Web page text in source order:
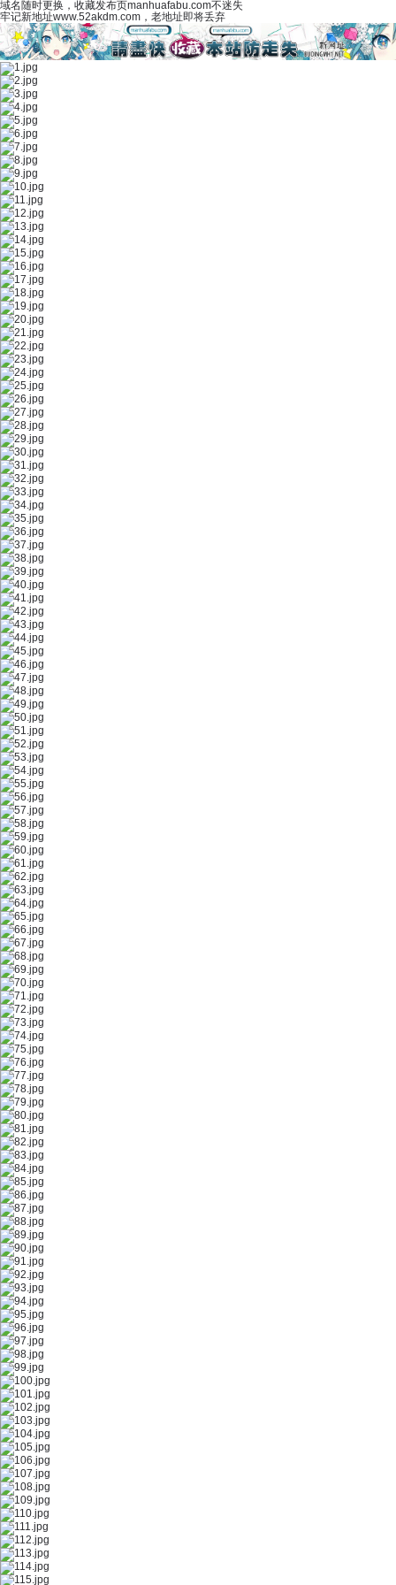
域名随时更换，收藏发布页manhuafabu.com不迷失
牢记新地址www.52akdm.com，老地址即将丢弃